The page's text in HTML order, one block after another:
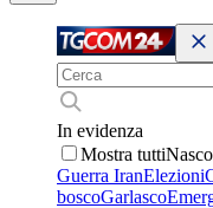
In evidenza
Mostra tutti
Guerra IranElezioni
boscoGarlasco